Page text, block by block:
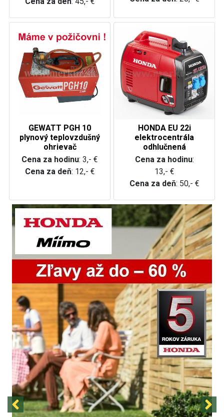
GEWATT PGH 10
plynový teplovzdušný
ohrievač
Cena za hodinu: 3,- €
Cena za deň: 12,- €
HONDA EU 22i
elektrocentrála
odhlučnená
Cena za hodinu:
13,- €
Cena za deň: 50,- €